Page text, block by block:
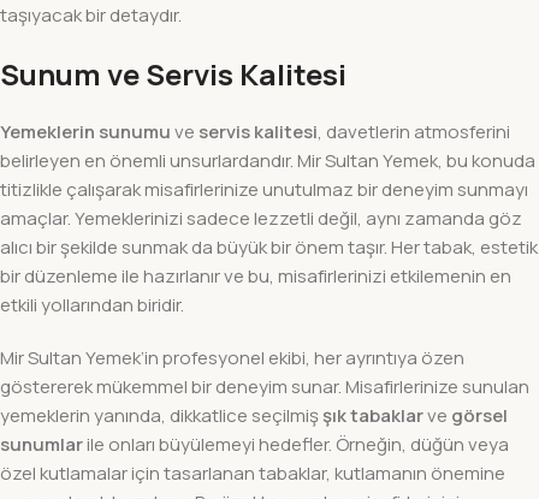
taşıyacak bir detaydır.
Sunum ve Servis Kalitesi
Yemeklerin sunumuve servis kalitesi, davetlerin atmosferini
belirleyen en önemli unsurlardandır. Mir Sultan Yemek, bu konuda
titizlikle çalışarak misafirlerinize unutulmaz bir deneyim sunmayı
amaçlar. Yemeklerinizi sadece lezzetli değil, aynı zamanda göz
alıcı bir şekilde sunmak da büyük bir önem taşır. Her tabak, estetik
bir düzenleme ile hazırlanır ve bu, misafirlerinizi etkilemenin en
etkili yollarından biridir.
Mir Sultan Yemek’in profesyonel ekibi, her ayrıntıya özen
göstererek mükemmel bir deneyim sunar. Misafirlerinize sunulan
yemeklerin yanında, dikkatlice seçilmişşık tabaklarve görsel
sunumlarile onları büyülemeyi hedefler. Örneğin, düğün veya
özel kutlamalar için tasarlanan tabaklar, kutlamanın önemine